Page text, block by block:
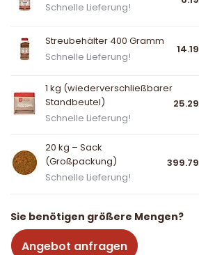
Schnelle Lieferung!
Streubehälter 400 Gramm
Schnelle Lieferung!
14.19
1 kg (wiederverschließbarer
Standbeutel)
Schnelle Lieferung!
25.29
20 kg – Sack
(Großpackung)
Schnelle Lieferung!
399.79
Sie benötigen größere Mengen?
Angebot anfragen